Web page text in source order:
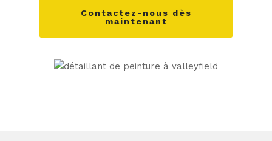
Contactez-nous dès
maintenant